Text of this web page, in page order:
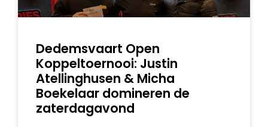
Dedemsvaart Open
Koppeltoernooi: Justin
Atellinghusen & Micha
Boekelaar domineren de
zaterdagavond